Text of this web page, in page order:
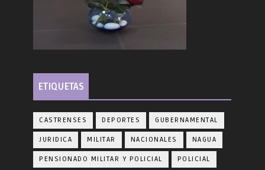
ETIQUETAS
CASTRENSES DEPORTES GUBERNAMENTAL
JURIDICA MILITAR NACIONALES NAGUA
PENSIONADO MILITAR Y POLICIAL POLICIAL